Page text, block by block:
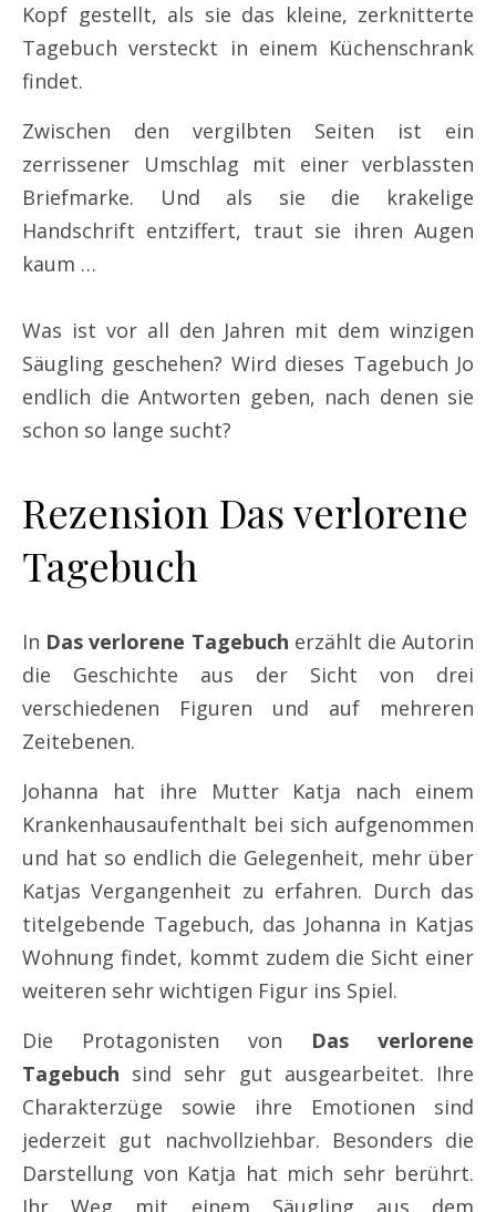
Kopf gestellt, als sie das kleine, zerknitterte
Tagebuch versteckt in einem Küchenschrank
findet.
Zwischen den vergilbten Seiten ist ein
zerrissener Umschlag mit einer verblassten
Briefmarke. Und als sie die krakelige
Handschrift entziffert, traut sie ihren Augen
kaum …
Was ist vor all den Jahren mit dem winzigen
Säugling geschehen? Wird dieses Tagebuch Jo
endlich die Antworten geben, nach denen sie
schon so lange sucht?
Rezension Das verlorene
Tagebuch
In Das verlorene Tagebuch erzählt die Autorin
die Geschichte aus der Sicht von drei
verschiedenen Figuren und auf mehreren
Zeitebenen.
Johanna hat ihre Mutter Katja nach einem
Krankenhausaufenthalt bei sich aufgenommen
und hat so endlich die Gelegenheit, mehr über
Katjas Vergangenheit zu erfahren. Durch das
titelgebende Tagebuch, das Johanna in Katjas
Wohnung findet, kommt zudem die Sicht einer
weiteren sehr wichtigen Figur ins Spiel.
Die Protagonisten von Das verlorene
Tagebuch sind sehr gut ausgearbeitet. Ihre
Charakterzüge sowie ihre Emotionen sind
jederzeit gut nachvollziehbar. Besonders die
Darstellung von Katja hat mich sehr berührt.
Ihr Weg mit einem Säugling aus dem